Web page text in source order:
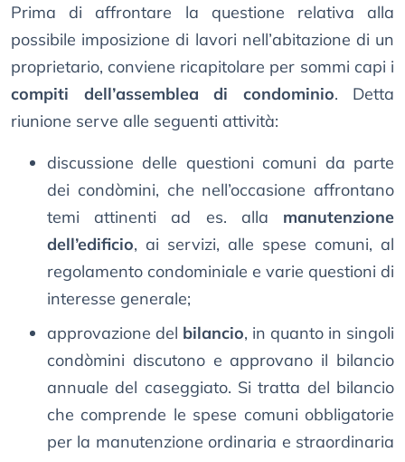
Prima di affrontare la questione relativa alla
possibile imposizione di lavori nell’abitazione di un
proprietario, conviene ricapitolare per sommi capi i
compiti dell’assemblea di condominio. Detta
riunione serve alle seguenti attività:
discussione delle questioni comuni da parte
dei condòmini, che nell’occasione affrontano
temi attinenti ad es. alla manutenzione
dell’edificio, ai servizi, alle spese comuni, al
regolamento condominiale e varie questioni di
interesse generale;
approvazione del bilancio, in quanto in singoli
condòmini discutono e approvano il bilancio
annuale del caseggiato. Si tratta del bilancio
che comprende le spese comuni obbligatorie
per la manutenzione ordinaria e straordinaria